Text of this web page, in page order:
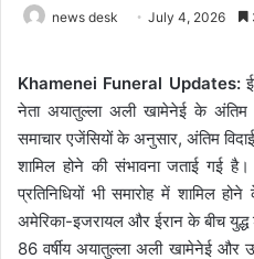
news desk July 4, 2026
Khamenei Funeral Updates:
नेता अयातुल्ला अली खामेनेई के
समाचार एजेंसियों के अनुसार, अंतिम
शामिल होने की संभावना जताई गई
प्रतिनिधियों भी समारोह में शामिल
अमेरिका-इजरायल और ईरान के बीच
86 वर्षीय अयातुल्ला अली खामेनेई और